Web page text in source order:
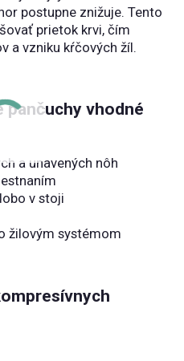
postupne znižuje. Tento
prietok krvi, čím
a vzniku kŕčových žíl.
pančuchy vhodné
a unavených nôh
v stoji
žilovým systémom